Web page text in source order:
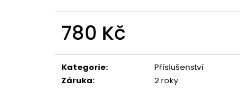
780 Kč
cena:
Kategorie:
Příslušenství
Záruka: 2 roky